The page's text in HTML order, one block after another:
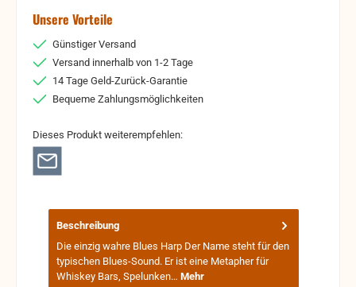
Unsere Vorteile
Günstiger Versand
Versand innerhalb von 1-2 Tage
14 Tage Geld-Zurück-Garantie
Bequeme Zahlungsmöglichkeiten
Dieses Produkt weiterempfehlen:
Beschreibung
Die einzig wahre Blues Harp Der Name steht für den
typischen Blues-Sound. Er ist eine Metapher für
Whiskey Bars, Spelunken… Mehr